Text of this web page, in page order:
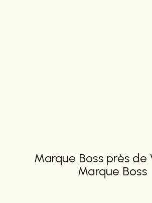
Marque Boss près
Marque Boss